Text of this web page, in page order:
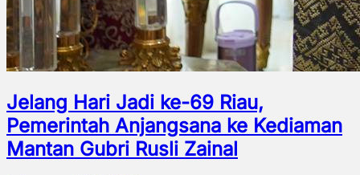
Jelang Hari Jadi ke-69 Riau,
Pemerintah Anjangsana ke Kediaman
Mantan Gubri Rusli Zainal